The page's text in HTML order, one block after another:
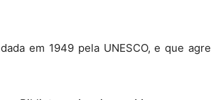
em 1949 pela UNESCO, e que